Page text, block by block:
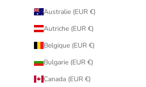
Australie (EUR €)
Autriche (EUR €)
Belgique (EUR €)
Bulgarie (EUR €)
Canada (EUR €)